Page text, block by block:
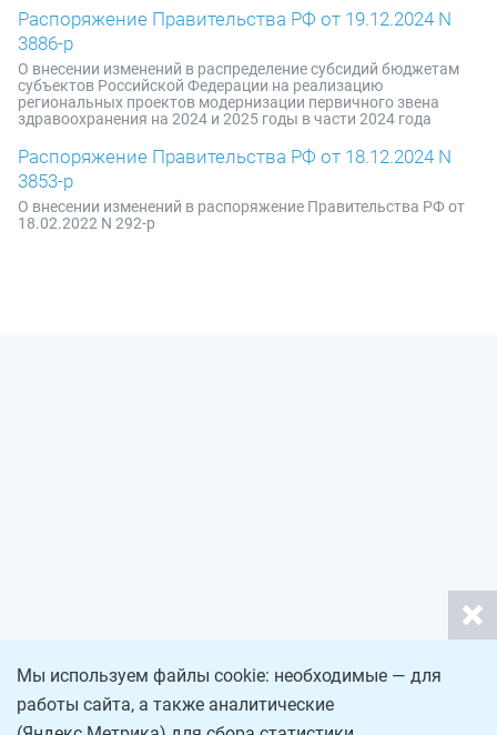
Распоряжение Правительства РФ от 19.12.2024 N
3886-р
О внесении изменений в распределение субсидий бюджетам
субъектов Российской Федерации на реализацию
региональных проектов модернизации первичного звена
здравоохранения на 2024 и 2025 годы в части 2024 года
Распоряжение Правительства РФ от 18.12.2024 N
3853-р
О внесении изменений в распоряжение Правительства РФ от
18.02.2022 N 292-р
Мы используем файлы cookie: необходимые — для
работы сайта, а также аналитические